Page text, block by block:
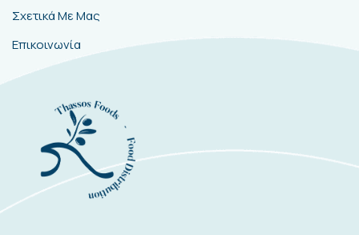
Σχετικά Με Μας
Επικοινωνία